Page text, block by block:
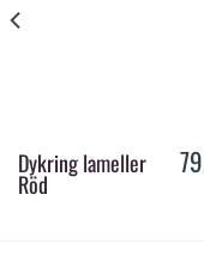
Dykring lameller
Röd